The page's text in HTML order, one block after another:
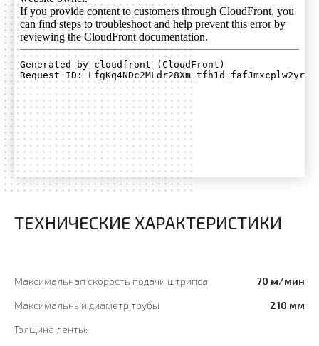
ТЕХНИЧЕСКИЕ ХАРАКТЕРИСТИКИ
Максимальная скорость подачи штрипса
70 м/мин
Максимальный диаметр трубы
210 мм
Толщина ленты: